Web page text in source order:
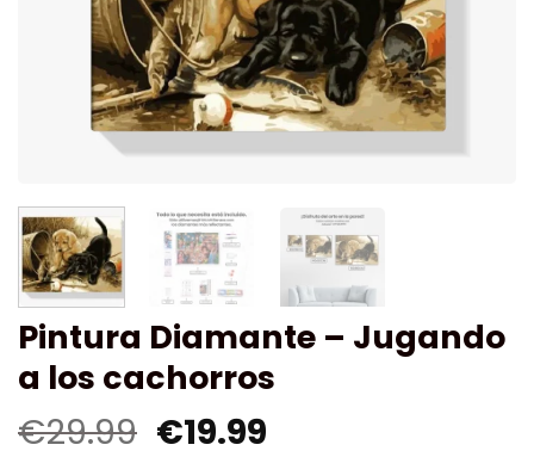
Pintura Diamante – Jugando
a los cachorros
€29.99 €19.99